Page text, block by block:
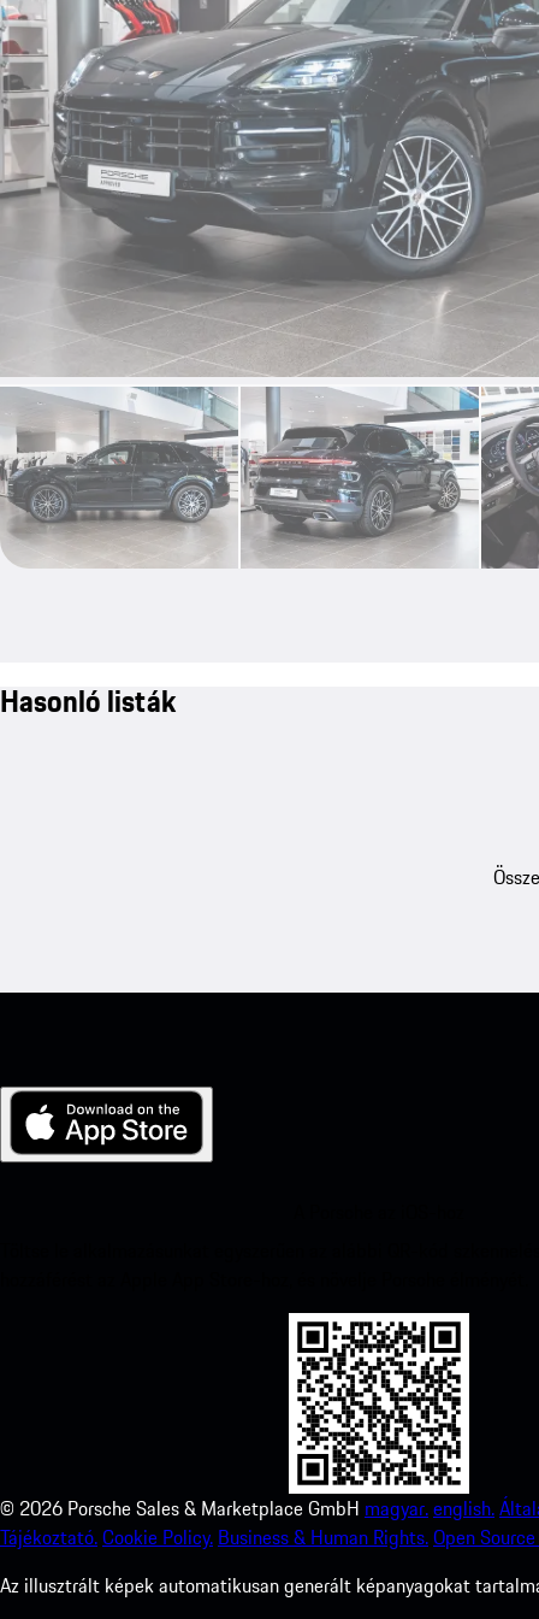
Hasonló listák
© 2026 Porsche Sales & Marketplace GmbH magyar.english.
Tájékoztató.Cookie Policy. Business & Human Rights.Open
Az illusztrált képek automatikusan generált képanyagokat